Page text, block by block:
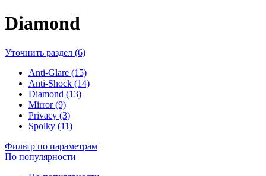
Diamond
Уточнить раздел (6)
Anti-Glare (15)
Anti-Shock (14)
Diamond (13)
Mirror (9)
Privacy (3)
Spolky (11)
Фильтр по параметрам
По популярности